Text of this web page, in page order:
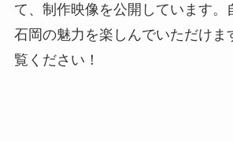
て、制作映像を公開しています。
石岡の魅力を楽しんでいただけま
覧ください！